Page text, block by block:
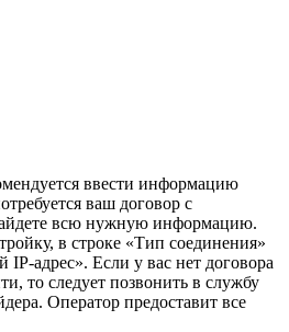
ввести информацию
ваш договор с
всю нужную информацию.
в строке «Тип соединения»
IP-адрес». Если у вас нет договора
то следует позвонить в службу
Оператор предоставит все